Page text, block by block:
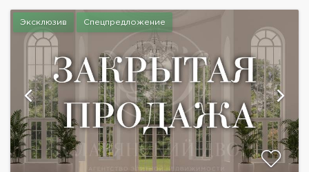
Эксклюзив Спецпредложение